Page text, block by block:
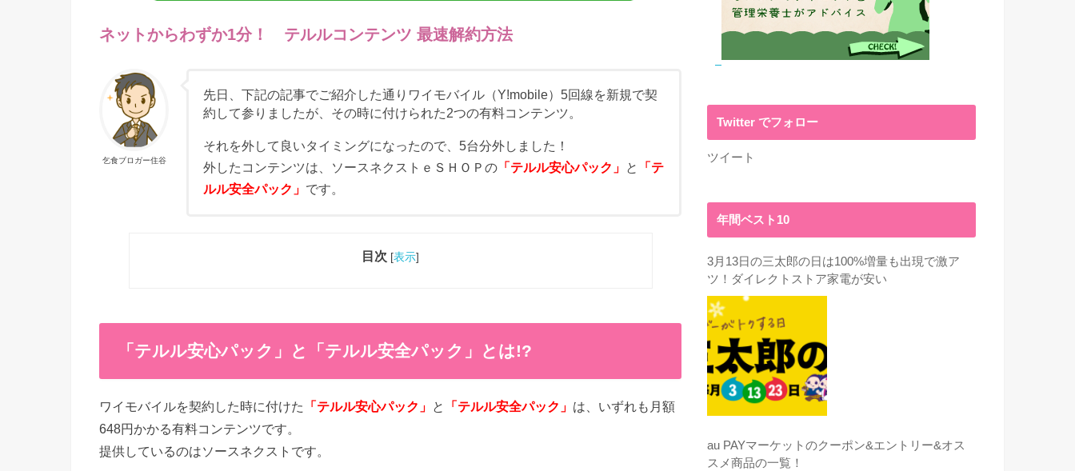
ネットからわずか1分！ テルルコンテンツ 最速解約方法
乞食ブロガー住谷
先日、下記の記事でご紹介した通りワイモバイル（Y!mobile）5回線を新規で契
約して参りましたが、その時に付けられた2つの有料コンテンツ。
それを外して良いタイミングになったので、5台分外しました！
外したコンテンツは、ソースネクストｅＳＨＯＰの 「テルル安心パック」 と
「テ
ルル安全パック」 です。
目次 [表示]
「テルル安心パック」と「テルル安全パック」とは!?
ワイモバイルを契約した時に付けた 「テルル安心パック」 と 「テルル安全パック」 は、いずれも月額
648円かかる有料コンテンツです。
提供しているのはソースネクストです。
Twitter でフォロー
ツイート
年間ベスト10
3月13日の三太郎の日は100%増量も出現で激ア
ツ！ダイレクトストア家電が安い
au PAYマーケットのクーポン&エントリー&オス
スメ商品の一覧！